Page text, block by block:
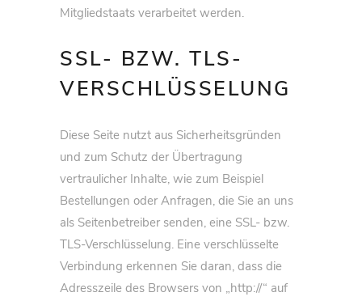
Mitgliedstaats verarbeitet werden.
SSL- BZW. TLS-
VERSCHLÜSSELUNG
Diese Seite nutzt aus Sicherheitsgründen
und zum Schutz der Übertragung
vertraulicher Inhalte, wie zum Beispiel
Bestellungen oder Anfragen, die Sie an uns
als Seitenbetreiber senden, eine SSL- bzw.
TLS-Verschlüsselung. Eine verschlüsselte
Verbindung erkennen Sie daran, dass die
Adresszeile des Browsers von „http://“ auf